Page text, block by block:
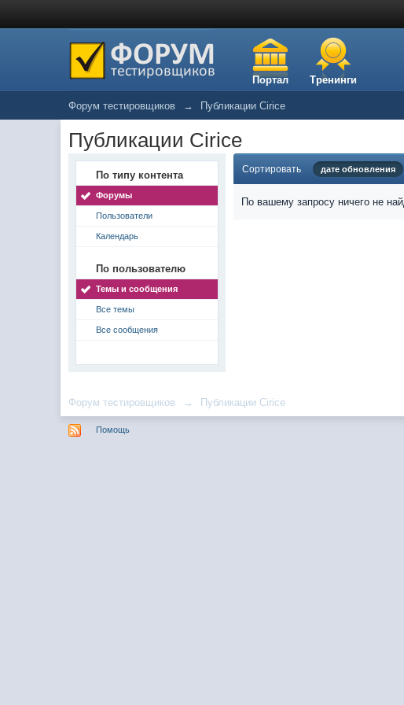
Портал Тренинги
Форум тестировщиков → Публикации Cirice
Публикации Cirice
По типу контента
Форумы
Пользователи
Календарь
По пользователю
Темы и сообщения
Все темы
Все сообщения
Сортировать дате обновления
По вашему запросу ничего не
Форум тестировщиков → Публикации Cirice
Помощь